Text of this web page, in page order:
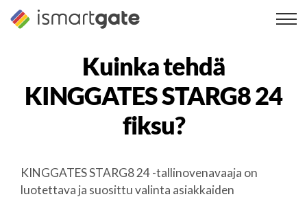
Siirry
sisältöön
Kuinka tehdä
KINGGATES STARG8 24
fiksu?
KINGGATES STARG8 24 -tallinovenavaaja on
luotettava ja suosittu valinta asiakkaiden